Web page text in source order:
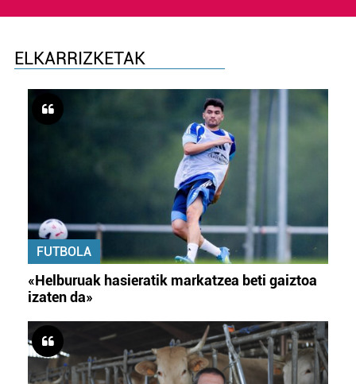
ELKARRIZKETAK
FUTBOLA
«Helburuak hasieratik markatzea beti gaiztoa
izaten da»